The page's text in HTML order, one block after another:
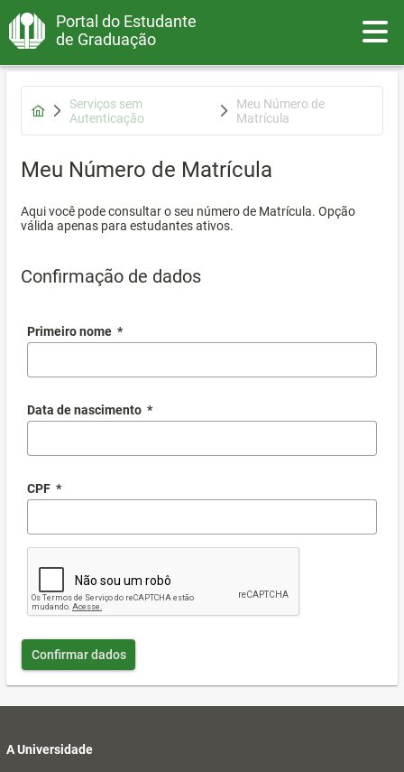
Portal do Estudante
de Graduação
Serviços sem
Autenticação
Meu Número de
Matrícula
Meu Número de Matrícula
Aqui você pode consultar o seu número de Matrícula. Opção
válida apenas para estudantes ativos.
Confirmação de dados
Primeiro nome *
Data de nascimento *
CPF *
Confirmar dados
A Universidade